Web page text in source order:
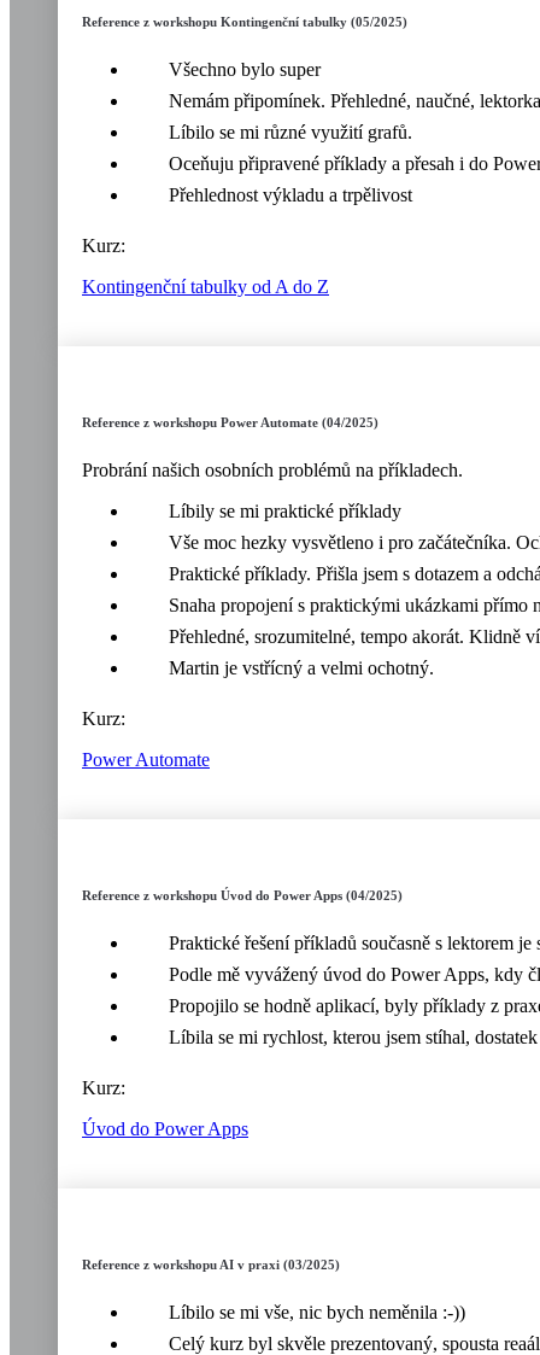
Reference z workshopu Kontingenční tabulky (05/2025)
Všechno bylo super
Nemám připomínek. Přehledné, naučné,
Líbilo se mi různé využití grafů.
Oceňuju připravené příklady a přesah i do
Přehlednost výkladu a trpělivost
Kurz:
Kontingenční tabulky od A do Z
Reference z workshopu Power Automate (04/2025)
Probrání našich osobních problémů na příkladech.
Líbily se mi praktické příklady
Vše moc hezky vysvětleno i pro začátečníka.
Praktické příklady. Přišla jsem s dotazem a
Snaha propojení s praktickými ukázkami přímo
Přehledné, srozumitelné, tempo akorát. Klidně
Martin je vstřícný a velmi ochotný.
Kurz:
Power Automate
Reference z workshopu Úvod do Power Apps (04/2025)
Praktické řešení příkladů současně s lektorem je
Podle mě vyvážený úvod do Power Apps, kdy
Propojilo se hodně aplikací, byly příklady z
Líbila se mi rychlost, kterou jsem stíhal,
Kurz:
Úvod do Power Apps
Reference z workshopu AI v praxi (03/2025)
Líbilo se mi vše, nic bych neměnila :-))
Celý kurz byl skvěle prezentovaný, spousta